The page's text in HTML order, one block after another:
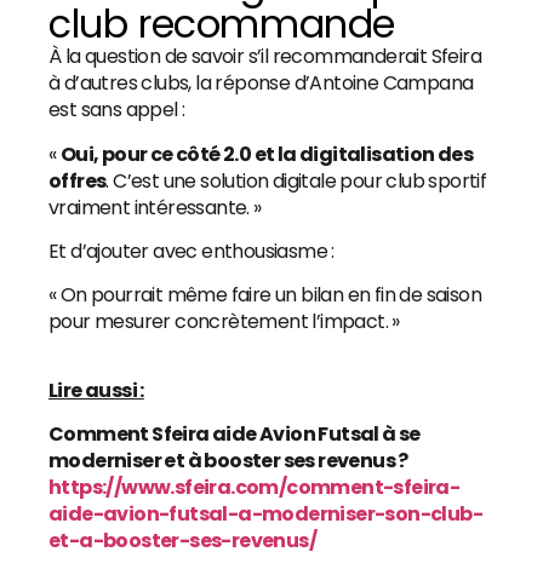
club recommande
À la question de savoir s’il recommanderait Sfeira
à d’autres clubs, la réponse d’Antoine Campana
est sans appel :
«Oui, pour ce côté 2.0 et la digitalisation des
offres. C’est une solution digitale pour club sportif
vraiment intéressante. »
Et d’ajouter avec enthousiasme :
« On pourrait même faire un bilan en fin de saison
pour mesurer concrètement l’impact. »
Lire aussi :
Comment Sfeira aide Avion Futsal à se
moderniser et à booster ses revenus ?
https://www.sfeira.com/comment-sfeira-
aide-avion-futsal-a-moderniser-son-club-
et-a-booster-ses-revenus/